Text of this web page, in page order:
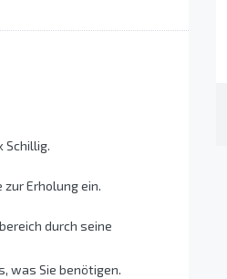
Schillig.
Erholung ein.
durch seine
was Sie benötigen.